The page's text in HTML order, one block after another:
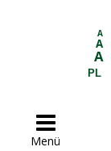
A
A
A
PL

Menü